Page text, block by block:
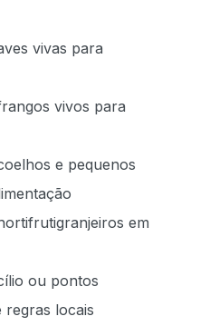
vivas para
vivos para
e pequenos
em
ou pontos
locais